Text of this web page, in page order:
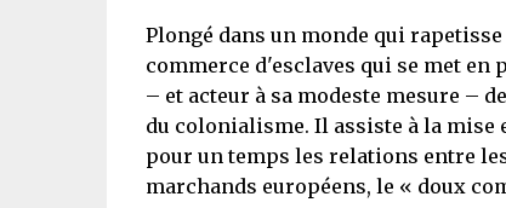
Plongé dans un monde qui
commerce d'esclaves qui se met
– et acteur à sa modeste mesure –
du colonialisme. Il assiste à la mise
pour un temps les relations entre
marchands européens, le « doux